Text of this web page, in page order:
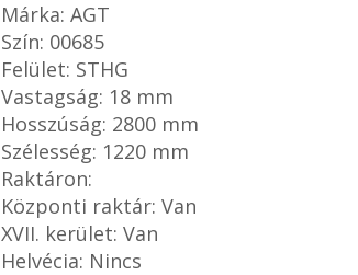
Márka: AGT
Szín: 00685
Felület: STHG
Vastagság: 18 mm
Hosszúság: 2800 mm
Szélesség: 1220 mm
Raktáron:
Központi raktár: Van
XVII. kerület: Van
Helvécia: Nincs